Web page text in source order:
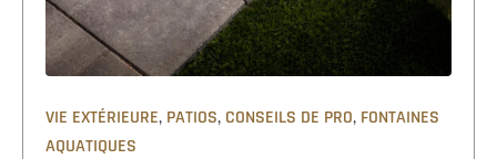
VIE EXTÉRIEURE, PATIOS, CONSEILS DE PRO, FONTAINES
AQUATIQUES